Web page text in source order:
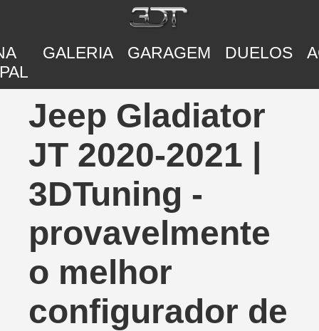
GALERIA GARAGEM DUELOS
Jeep Gladiator
JT 2020-2021 |
3DTuning -
provavelmente
o melhor
configurador de